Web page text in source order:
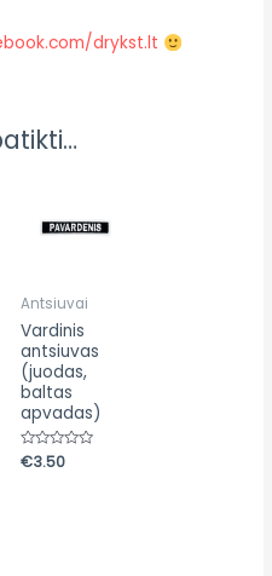
drykst.lt
Antsiuvai
Vardinis
antsiuvas
(juodas,
baltas
apvadas)
Įvertinimas:
0
€3.50